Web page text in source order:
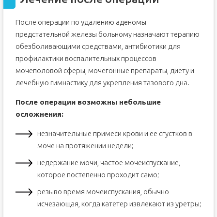
После операции по удалению аденомы
предстательной железы больному назначают терапию
обезболивающими средствами, антибиотики для
профилактики воспалительных процессов
мочеполовой сферы, мочегонные препараты, диету и
лечебную гимнастику для укрепления тазового дна.
После операции возможны небольшие
осложнения:
незначительные примеси крови и ее сгустков в
моче на протяжении недели;
недержание мочи, частое мочеиспускание,
которое постепенно проходит само;
резь во время мочеиспускания, обычно
исчезающая, когда катетер извлекают из уретры;